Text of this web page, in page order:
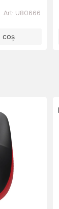
Art: U80666
coș